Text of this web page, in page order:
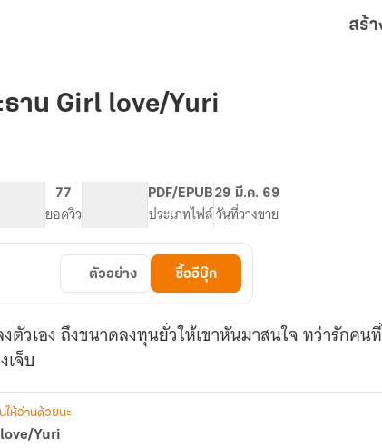
สร้
าน Girl love/Yuri
77
ยอดวิว
PDF/EPUB
ประเภทไฟล์
29 มี.ค. 69
วันที่วางขาย
ตัวอย่าง ซื้ออีบุ๊ก
ตัวเอง ถึงขนาดลงทุนยั่วให้เขาหันมาสนใจ ทว่ารักคน
เจ็บ
ให้อ่านด้วยนะ
love/Yuri